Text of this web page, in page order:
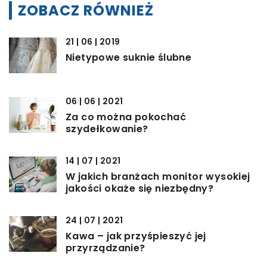
ZOBACZ RÓWNIEŻ
21 | 06 | 2019
Nietypowe suknie ślubne
06 | 06 | 2021
Za co można pokochać
szydełkowanie?
14 | 07 | 2021
W jakich branżach monitor wysokiej
jakości okaże się niezbędny?
24 | 07 | 2021
Kawa – jak przyśpieszyć jej
przyrządzanie?